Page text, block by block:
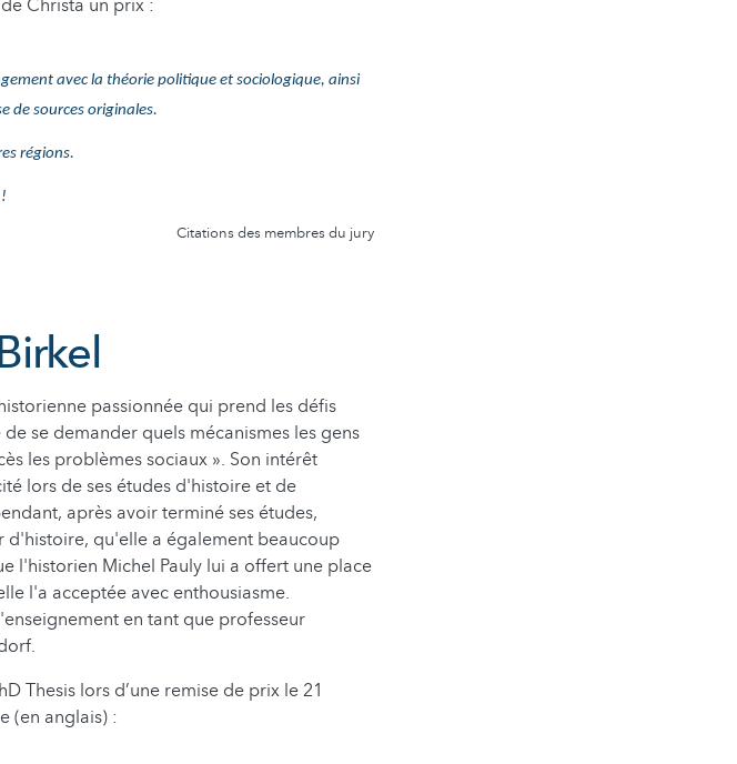
Christa un prix :
avec la théorie politique et sociologique, ainsi
de sources originales.
régions.
Citations des membres du jury
passionnée qui prend les défis
se demander quels mécanismes les gens
les problèmes sociaux ». Son intérêt
lors de ses études d'histoire et de
après avoir terminé ses études,
qu'elle a également beaucoup
l'historien Michel Pauly lui a offert une place
l'a acceptée avec enthousiasme.
en tant que professeur
Thesis lors d’une remise de prix le 21
(en anglais) :